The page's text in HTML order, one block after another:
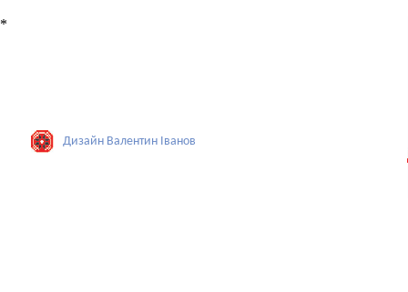
*
Дизайн Валентин Iванов